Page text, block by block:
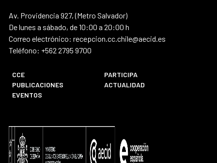
Av. Providencia 927, (Metro Salvador)
De lunes a sábado, de 10:00 a 20:00 h
Correo electrónico: recepcion.cc.chile@aecid.es
Teléfono: +562 2795 9700
CCE
PARTICIPA
PUBLICACIONES
ACTUALIDAD
EVENTOS